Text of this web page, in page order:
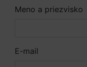
Meno a priezvisko
E-mail